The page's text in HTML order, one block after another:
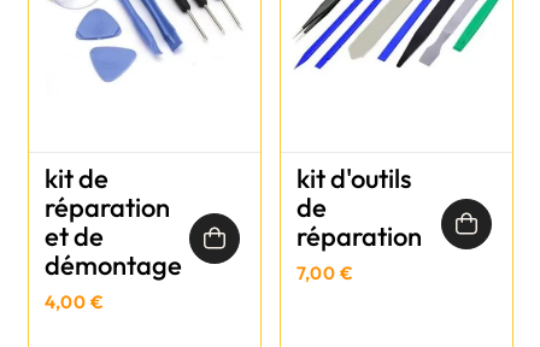
kit de
réparation
et de
démontage
4,00 €
kit d'outils
de
réparation
7,00 €